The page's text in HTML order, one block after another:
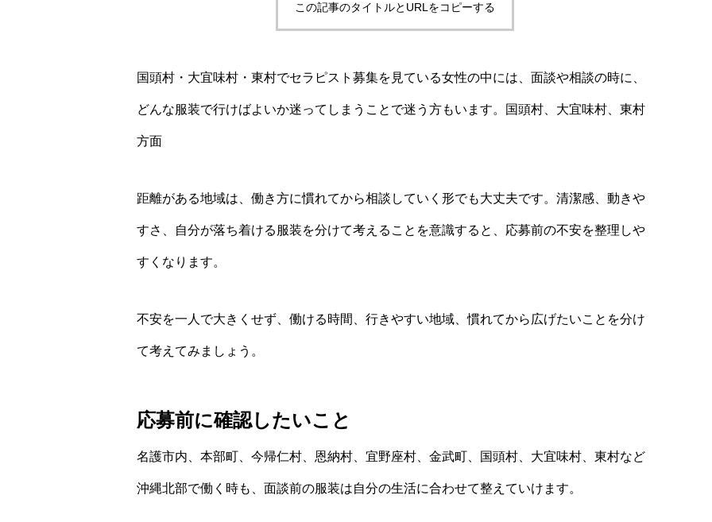
この記事のタイトルとURLをコピーする
国頭村・大宜味村・東村でセラピスト募集を見ている女性の中には、面談や相談の時に、
どんな服装で行けばよいか迷ってしまうことで迷う方もいます。国頭村、大宜味村、東村
方面
距離がある地域は、働き方に慣れてから相談していく形でも大丈夫です。清潔感、動きや
すさ、自分が落ち着ける服装を分けて考えることを意識すると、応募前の不安を整理しや
すくなります。
不安を一人で大きくせず、働ける時間、行きやすい地域、慣れてから広げたいことを分け
て考えてみましょう。
応募前に確認したいこと
名護市内、本部町、今帰仁村、恩納村、宜野座村、金武町、国頭村、大宜味村、東村など
沖縄北部で働く時も、面談前の服装は自分の生活に合わせて整えていけます。